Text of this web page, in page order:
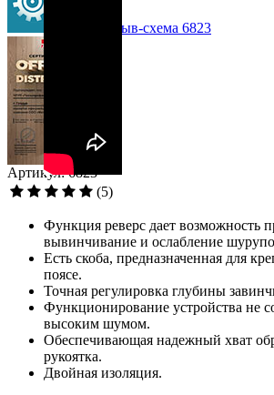
Взрыв-схема 6823
Артикул: 6823
(5)
Функция реверс дает возможность
вывинчивание и ослабление
Есть скоба, предназначенная для
поясе.
Точная регулировка глубины
Функционирование устройства не
высоким шумом.
Обеспечивающая надежный хват
рукоятка.
Двойная изоляция.